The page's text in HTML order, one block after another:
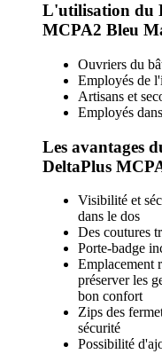
L'utilisation du
MCPA2 Bleu
Ouvriers du
Employés de
Artisans et
Employés
Les avantages
DeltaPlus
Visibilité et
dans le dos
Des coutures
Porte-badge
Emplacement
préserver les
bon confort
Zips des
sécurité
Possibilité